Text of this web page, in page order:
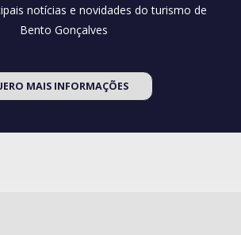
notícias e novidades do turismo de
Bento Gonçalves
MAIS INFORMAÇÕES